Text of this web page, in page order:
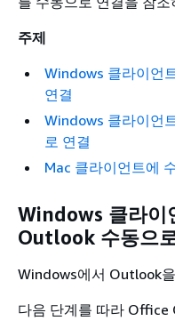
주제
Windows 클라이언
연결
Windows 클라이언
로 연결
Mac 클라이언트에
Windows 클라
Outlook 수동으
Windows에서 Outlook
다음 단계를 따라 Office